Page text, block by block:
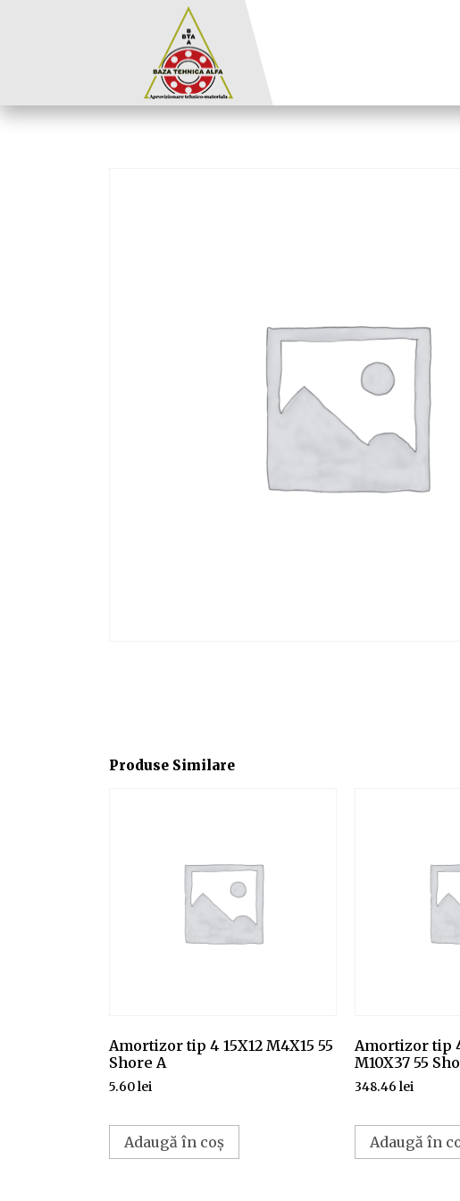
Produse Similare
Amortizor tip 4 15X12 M4X15 55
Shore A
5.60lei
Adaugă în coș
Amortizor tip
M10X37 55
348.46 lei
Adaugă în